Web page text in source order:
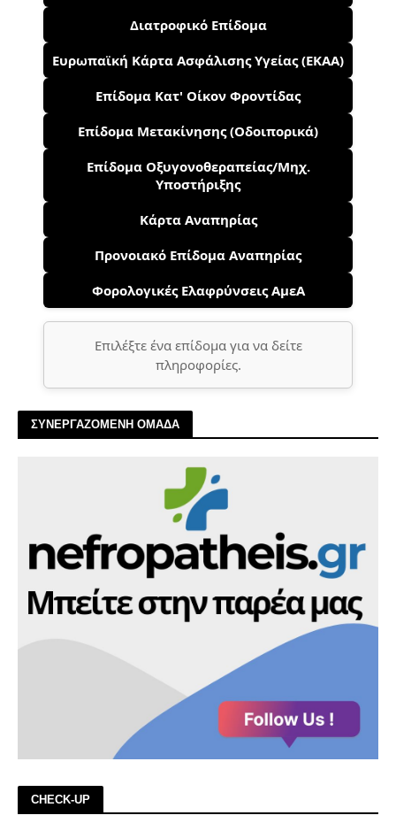
Διατροφικό Επίδομα
Ευρωπαϊκή Κάρτα Ασφάλισης Υγείας (ΕΚΑΑ)
Επίδομα Κατ' Οίκον Φροντίδας
Επίδομα Μετακίνησης (Οδοιπορικά)
Επίδομα Οξυγονοθεραπείας/Μηχ.
Υποστήριξης
Κάρτα Αναπηρίας
Προνοιακό Επίδομα Αναπηρίας
Φορολογικές Ελαφρύνσεις ΑμεΑ
Επιλέξτε ένα επίδομα για να δείτε
πληροφορίες.
ΣΥΝΕΡΓΑΖΟΜΕΝΗ ΟΜΑΔΑ
CHECK-UP